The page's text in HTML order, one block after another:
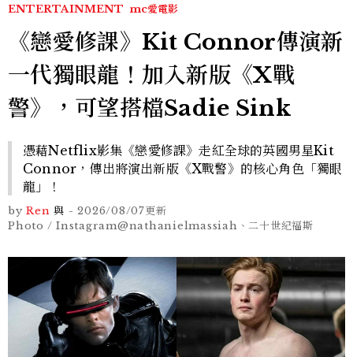
ENTERTAINMENT mc愛電影
《戀愛修課》Kit Connor傳演新
一代獨眼龍！加入新版《X戰
警》，可望搭檔Sadie Sink
憑藉Netflix影集《戀愛修課》走紅全球的英國男星Kit
Connor，傳出將演出新版《X戰警》的核心角色「獨眼
龍」！
by Ren與 -2026/08/07更新
Photo / Instagram@nathanielmassiah、二十世紀福斯